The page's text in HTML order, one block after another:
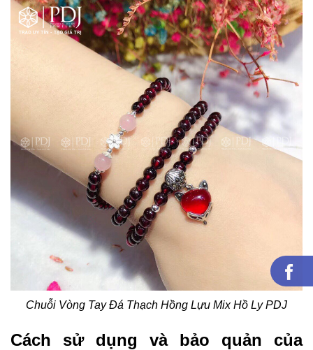
Chuỗi Vòng Tay Đá Thạch Hồng Lựu Mix Hồ Ly PDJ
Cách sử dụng và bảo quản của